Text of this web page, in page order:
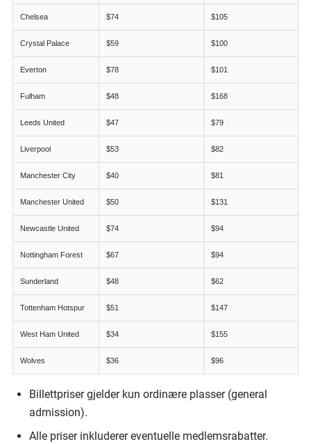
Chelsea $74 $105
Crystal Palace $59 $100
Everton $78 $101
Fulham $48 $168
Leeds United $47 $79
Liverpool $53 $82
Manchester City $40 $81
Manchester United $50 $131
Newcastle United $74 $94
Nottingham Forest $67 $94
Sunderland $48 $62
Tottenham Hotspur $51 $147
West Ham United $34 $155
Wolves $36 $96
Billettpriser gjelder kun ordinære plasser (general
admission).
Alle priser inkluderer eventuelle medlemsrabatter.